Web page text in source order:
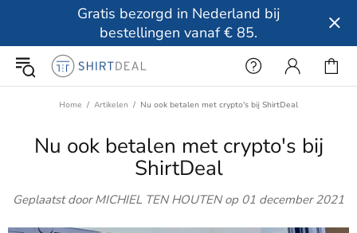
Gratis bezorgd in Nederland bij
bestellingen vanaf € 85.
Home Artikelen Nu ook betalen met crypto's bij ShirtDeal
Nu ook betalen met crypto's bij
ShirtDeal
Geplaatst door MICHIEL TEN HOUTEN op 01 december 2021